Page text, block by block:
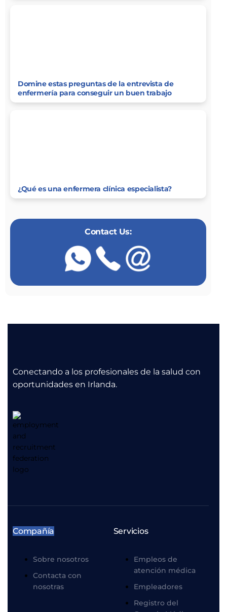
Domine estas preguntas de la entrevista de
enfermería para conseguir un buen trabajo
¿Qué es una enfermera clínica especialista?
Contact Us:
Conectando a los profesionales de la salud con
oportunidades en Irlanda.
Compañía
Sobre nosotros
Contacta con
nosotras
Servicios
Empleos de
atención médica
Empleadores
Registro del